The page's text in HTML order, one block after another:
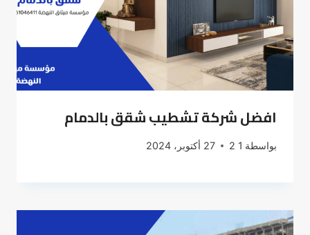
افضل شركة تشطيب شقق بالدمام
بواسطة 1 2 27 أكتوبر، 2024